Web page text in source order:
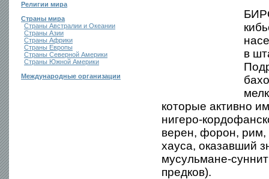
Религии мира
Страны мира
Страны Австралии и Океании
Страны Азии
Страны Африки
Страны Европы
Страны Северной Америки
Страны Южной Америки
Международные организации
в
которые активно
нигеро-
верен, форон, рим,
хауса, оказавший
мусульмане-
предков).